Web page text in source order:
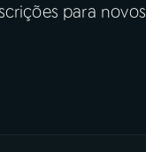
para novos